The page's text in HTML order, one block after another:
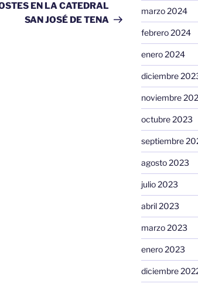
EN LA CATEDRAL
SAN JOSÉ DE TENA
marzo 2024
febrero 2024
enero 2024
diciembre
noviembre
octubre 2023
septiembre
agosto 2023
julio 2023
abril 2023
marzo 2023
enero 2023
diciembre